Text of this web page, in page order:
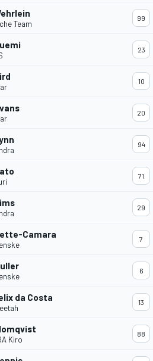
Team
99
23
10
20
94
71
29
Camara 7
6
da Costa 13
Kiro
88